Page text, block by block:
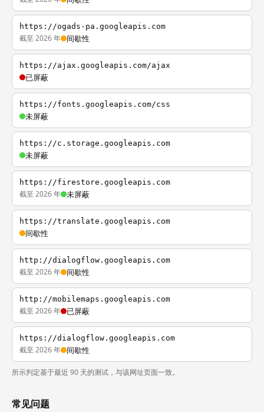
https://ogads-pa.googleapis.com
截至 2026 年 间歇性
https://ajax.googleapis.com/ajax
已屏蔽
https://fonts.googleapis.com/css
未屏蔽
https://c.storage.googleapis.com
未屏蔽
https://firestore.googleapis.com
截至 2026 年 未屏蔽
https://translate.googleapis.com
间歇性
http://dialogflow.googleapis.com
截至 2026 年 间歇性
http://mobilemaps.googleapis.com
截至 2026 年 已屏蔽
https://dialogflow.googleapis.com
截至 2026 年 间歇性
所示判定基于最近 90 天的测试，与该网址页面一致。
常见问题